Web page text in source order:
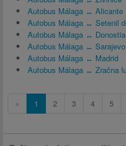
Autobus Málaga ↔ Alicante
Autobus Málaga ↔ Setenil
Autobus Málaga ↔
Autobus Málaga ↔ Sarajevo
Autobus Málaga ↔ Madrid
Autobus Málaga ↔ Zračna
« 1 2 3 4 5